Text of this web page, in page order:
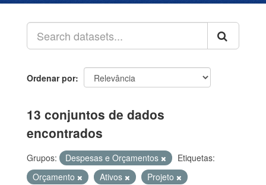
Ordenar por
13 conjuntos de dados
encontrados
Grupos: Despesas e Orçamentos
Etiquetas:
Orçamento
Ativos
Projeto